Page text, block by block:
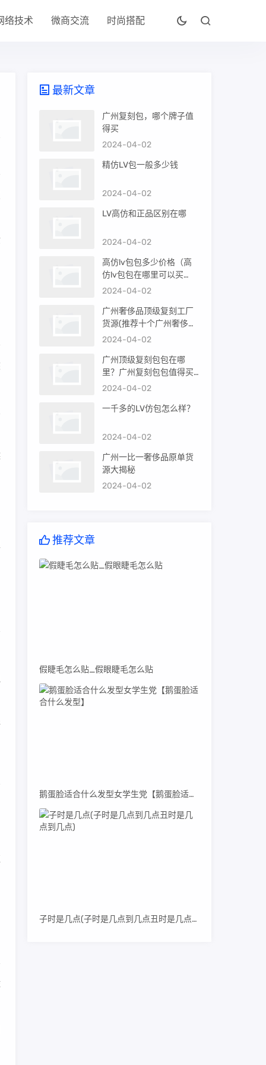
络技术 微商交流 时尚搭配
最新文章
广州复刻包，哪个牌子值
得买
2024-04-02
精仿LV包一般多少钱
2024-04-02
LV高仿和正品区别在哪
2024-04-02
高仿lv包包多少价格（高
仿lv包包在哪里可以买
到）
2024-04-02
广州奢侈品顶级复刻工厂
货源(推荐十个广州奢侈品
购买渠道)
2024-04-02
广州顶级复刻包包在哪
里？广州复刻包包值得买
吗？
2024-04-02
一千多的LV仿包怎么样？
2024-04-02
广州一比一奢侈品原单货
源大揭秘
2024-04-02
推荐文章
假睫毛怎么贴_假眼睫毛怎么贴
鹅蛋脸适合什么发型女学生党【鹅蛋脸适合什么发型】
子时是几点(子时是几点到几点丑时是几点到几点)